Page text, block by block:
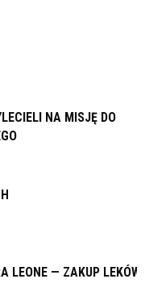
NA MISJĘ DO
LEONE — ZAKUP LEKÓW